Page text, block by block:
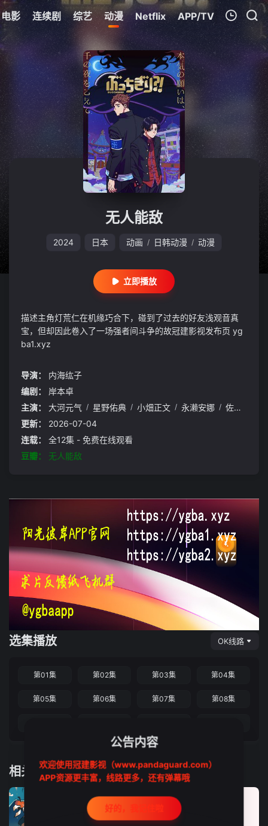
电影 连续剧 综艺 动漫 Netflix APP/TV
我的观影记录
暂无观看影片的记录
无人能敌
2024 日本 动画 / 日韩动漫 / 动漫
立即播放
描述主角灯荒仁在机缘巧合下，碰到了过去的好友浅观音真
宝，但却因此卷入了一场强者间斗争的故冠建影视发布页 yg
ba1.xyz
导演：
内海纮子
编剧：
岸本卓
主演：
大河元气 / 星野佑典 / 小畑正文 / 永濑安娜 / 佐佐木望
更新：
2026-07-04
连载：
全12集 - 免费在线观看
豆瓣：
无人能敌
选集播放 OK线路
第01集 第02集 第03集 第04集
第05集 第06集 第07集 第08集
相关推荐
公告内容
欢迎使用冠建影视（www.pandaguard.com）
APP资源更丰富，线路更多，还有弹幕哦
好的，我记住啦